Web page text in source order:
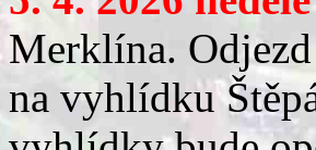
Merklína.
na vyhlídku